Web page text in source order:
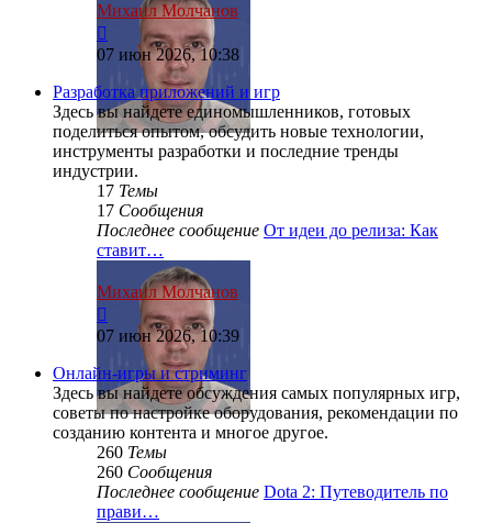
Михаил Молчанов
Перейти
к
последнему
сообщению
07 июн 2026, 10:38
Разработка приложений и игр
Здесь вы найдете единомышленников, готовых
поделиться опытом, обсудить новые технологии,
инструменты разработки и последние тренды
индустрии.
17 Темы
17 Сообщения
Последнее сообщение От идеи до релиза: Как
ставит…
Михаил Молчанов
Перейти
к
последнему
сообщению
07 июн 2026, 10:39
Онлайн-игры и стриминг
Здесь вы найдете обсуждения самых популярных игр,
советы по настройке оборудования, рекомендации по
созданию контента и многое другое.
260 Темы
260 Сообщения
Последнее сообщение Dota 2: Путеводитель по
прави…